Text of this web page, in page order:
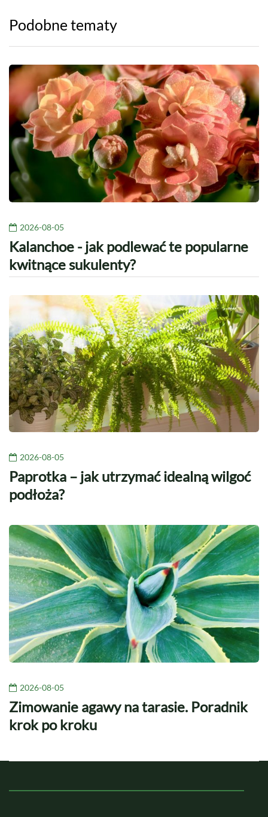
Podobne tematy
2026-08-05
Kalanchoe - jak podlewać te popularne
kwitnące sukulenty?
2026-08-05
Paprotka – jak utrzymać idealną wilgoć
podłoża?
2026-08-05
Zimowanie agawy na tarasie. Poradnik
krok po kroku